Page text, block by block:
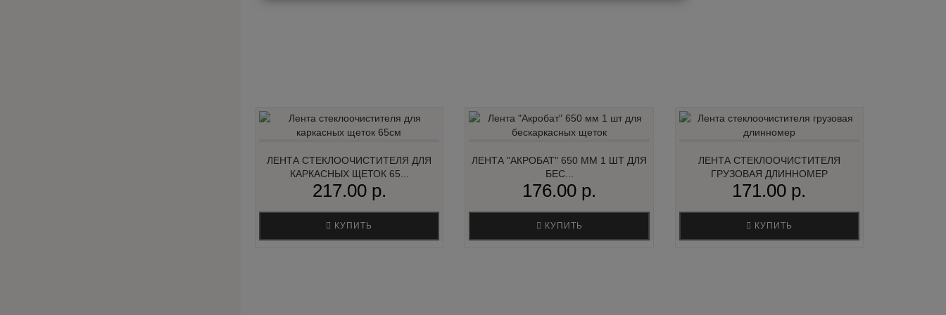
ЛЕНТА СТЕКЛООЧИСТИТЕЛЯ ДЛЯ
КАРКАСНЫХ ЩЕТОК 65...
217.00 р.
КУПИТЬ
ЛЕНТА "АКРОБАТ" 650 ММ 1 ШТ ДЛЯ
БЕС...
176.00 р.
КУПИТЬ
ЛЕНТА СТЕКЛООЧИСТИТЕЛЯ
ГРУЗОВАЯ ДЛИННОМЕР
171.00 р.
КУПИТЬ